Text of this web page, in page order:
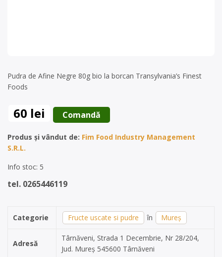
Pudra de Afine Negre 80g bio la borcan Transylvania’s Finest
Foods
60 lei Comandă
Produs și vândut de: Fim Food Industry Management
S.R.L.
Info stoc: 5
tel. 0265446119
Categorie Fructe uscate si pudre în Mureș
Adresă
Târnăveni, Strada 1 Decembrie, Nr 28/204,
Jud. Mureș 545600 Târnăveni